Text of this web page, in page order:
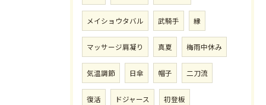
メイショウタバル 武騎手 縁
マッサージ肩凝り 真夏 梅雨中休み
気温調節 日傘 帽子 二刀流
復活 ドジャース 初登板